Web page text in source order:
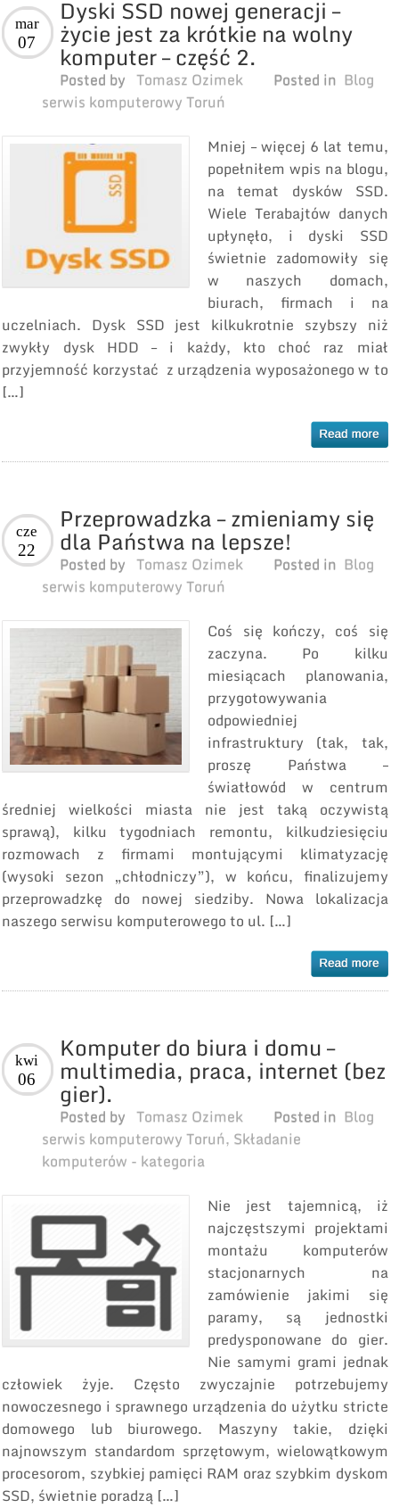
Dyski SSD nowej generacji –
życie jest za krótkie na wolny
komputer – część 2.
mar
07
Posted by Tomasz Ozimek Posted in Blog
serwis komputerowy Toruń
Mniej – więcej 6 lat temu,
popełniłem wpis na blogu,
na temat dysków SSD.
Wiele Terabajtów danych
upłynęło, i dyski SSD
świetnie zadomowiły się
w naszych domach,
biurach, firmach i na
uczelniach. Dysk SSD jest kilkukrotnie szybszy niż
zwykły dysk HDD – i każdy, kto choć raz miał
przyjemność korzystać z urządzenia wyposażonego w to
[…]
Przeprowadzka – zmieniamy się
dla Państwa na lepsze!
cze
22
Posted by Tomasz Ozimek Posted in Blog
serwis komputerowy Toruń
Coś się kończy, coś się
zaczyna. Po kilku
miesiącach planowania,
przygotowywania
odpowiedniej
infrastruktury (tak, tak,
proszę Państwa –
światłowód w centrum
średniej wielkości miasta nie jest taką oczywistą
sprawą), kilku tygodniach remontu, kilkudziesięciu
rozmowach z firmami montującymi klimatyzację
(wysoki sezon „chłodniczy”), w końcu, finalizujemy
przeprowadzkę do nowej siedziby. Nowa lokalizacja
naszego serwisu komputerowego to ul. […]
Komputer do biura i domu –
multimedia, praca, internet (bez
gier).
kwi
06
Posted by Tomasz Ozimek Posted in Blog
serwis komputerowy Toruń, Składanie
komputerów - kategoria
Nie jest tajemnicą, iż
najczęstszymi projektami
montażu komputerów
stacjonarnych na
zamówienie jakimi się
paramy, są jednostki
predysponowane do gier.
Nie samymi grami jednak
człowiek żyje. Często zwyczajnie potrzebujemy
nowoczesnego i sprawnego urządzenia do użytku stricte
domowego lub biurowego. Maszyny takie, dzięki
najnowszym standardom sprzętowym, wielowątkowym
procesorom, szybkiej pamięci RAM oraz szybkim dyskom
SSD, świetnie poradzą […]